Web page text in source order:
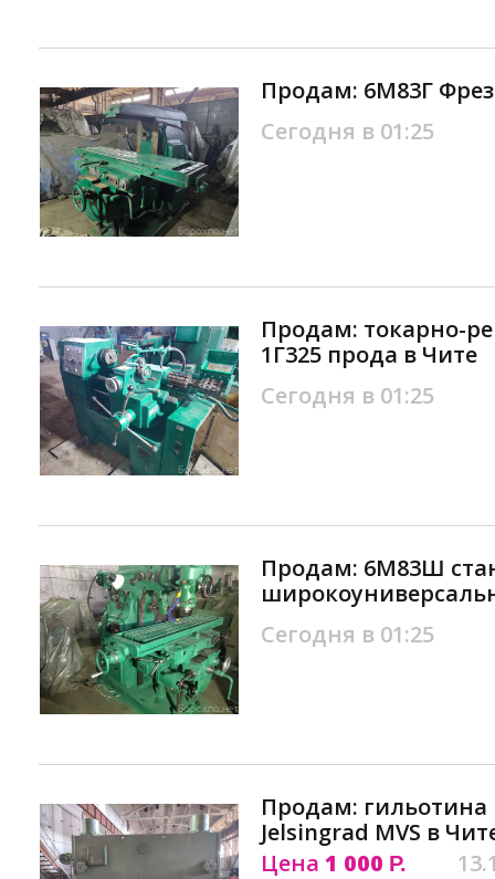
Продам: 6М83Г
Сегодня в 01:25
Продам: токарно-
1Г325 прода в Чите
Сегодня в 01:25
Продам: 6М83Ш
Сегодня в 01:25
Продам: гильотинa
Jеlsingrаd МVS в
Цена 1 000 Р.